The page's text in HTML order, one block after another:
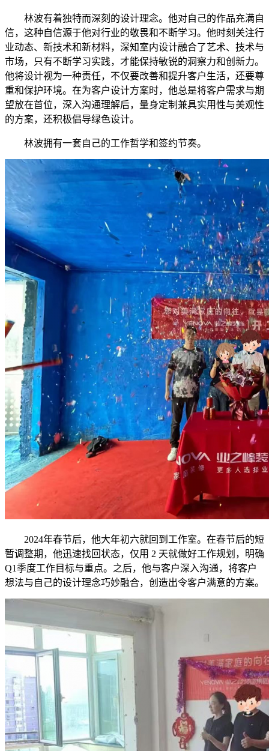
林波有着独特而深刻的设计理念。他对自己的作品充满自
信，这种自信源于他对行业的敬畏和不断学习。他时刻关注行
业动态、新技术和新材料，深知室内设计融合了艺术、技术与
市场，只有不断学习实践，才能保持敏锐的洞察力和创新力。
他将设计视为一种责任，不仅要改善和提升客户生活，还要尊
重和保护环境。在为客户设计方案时，他总是将客户需求与期
望放在首位，深入沟通理解后，量身定制兼具实用性与美观性
的方案，还积极倡导绿色设计。
林波拥有一套自己的工作哲学和签约节奏。
2024年春节后，他大年初六就回到工作室。在春节后的短
暂调整期，他迅速找回状态，仅用 2 天就做好工作规划，明确
Q1季度工作目标与重点。之后，他与客户深入沟通，将客户
想法与自己的设计理念巧妙融合，创造出令客户满意的方案。